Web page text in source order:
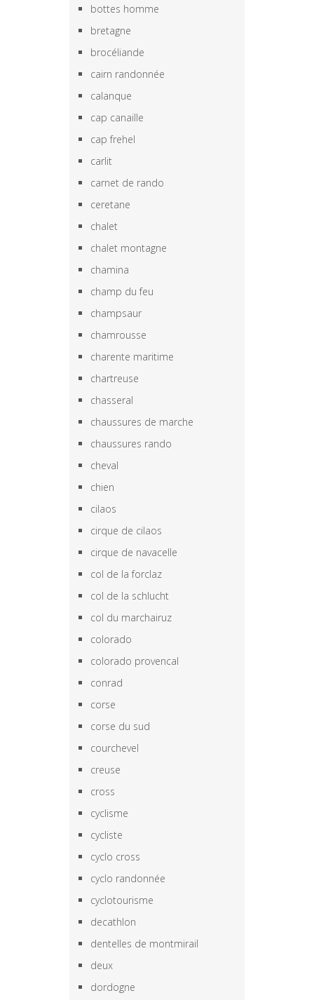
bottes homme
bretagne
brocéliande
cairn randonnée
calanque
cap canaille
cap frehel
carlit
carnet de rando
ceretane
chalet
chalet montagne
chamina
champ du feu
champsaur
chamrousse
charente maritime
chartreuse
chasseral
chaussures de marche
chaussures rando
cheval
chien
cilaos
cirque de cilaos
cirque de navacelle
col de la forclaz
col de la schlucht
col du marchairuz
colorado
colorado provencal
conrad
corse
corse du sud
courchevel
creuse
cross
cyclisme
cycliste
cyclo cross
cyclo randonnée
cyclotourisme
decathlon
dentelles de montmirail
deux
dordogne